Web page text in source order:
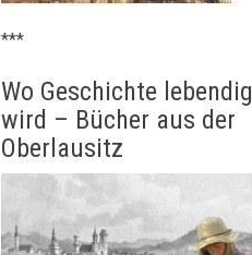
***
Wo Geschichte lebendig
wird – Bücher aus der
Oberlausitz